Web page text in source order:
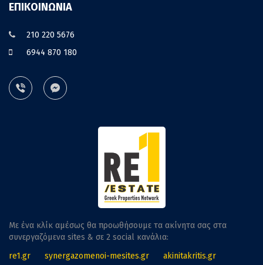
ΕΠΙΚΟΙΝΩΝΙΑ
210 220 5676
6944 870 180
Με ένα κλίκ αμέσως θα προωθήσουμε τα ακίνητα σας στα
συνεργαζόμενα sites & σε 2 social κανάλια:
re1.gr
synergazomenoi-mesites.gr akinitakritis.gr